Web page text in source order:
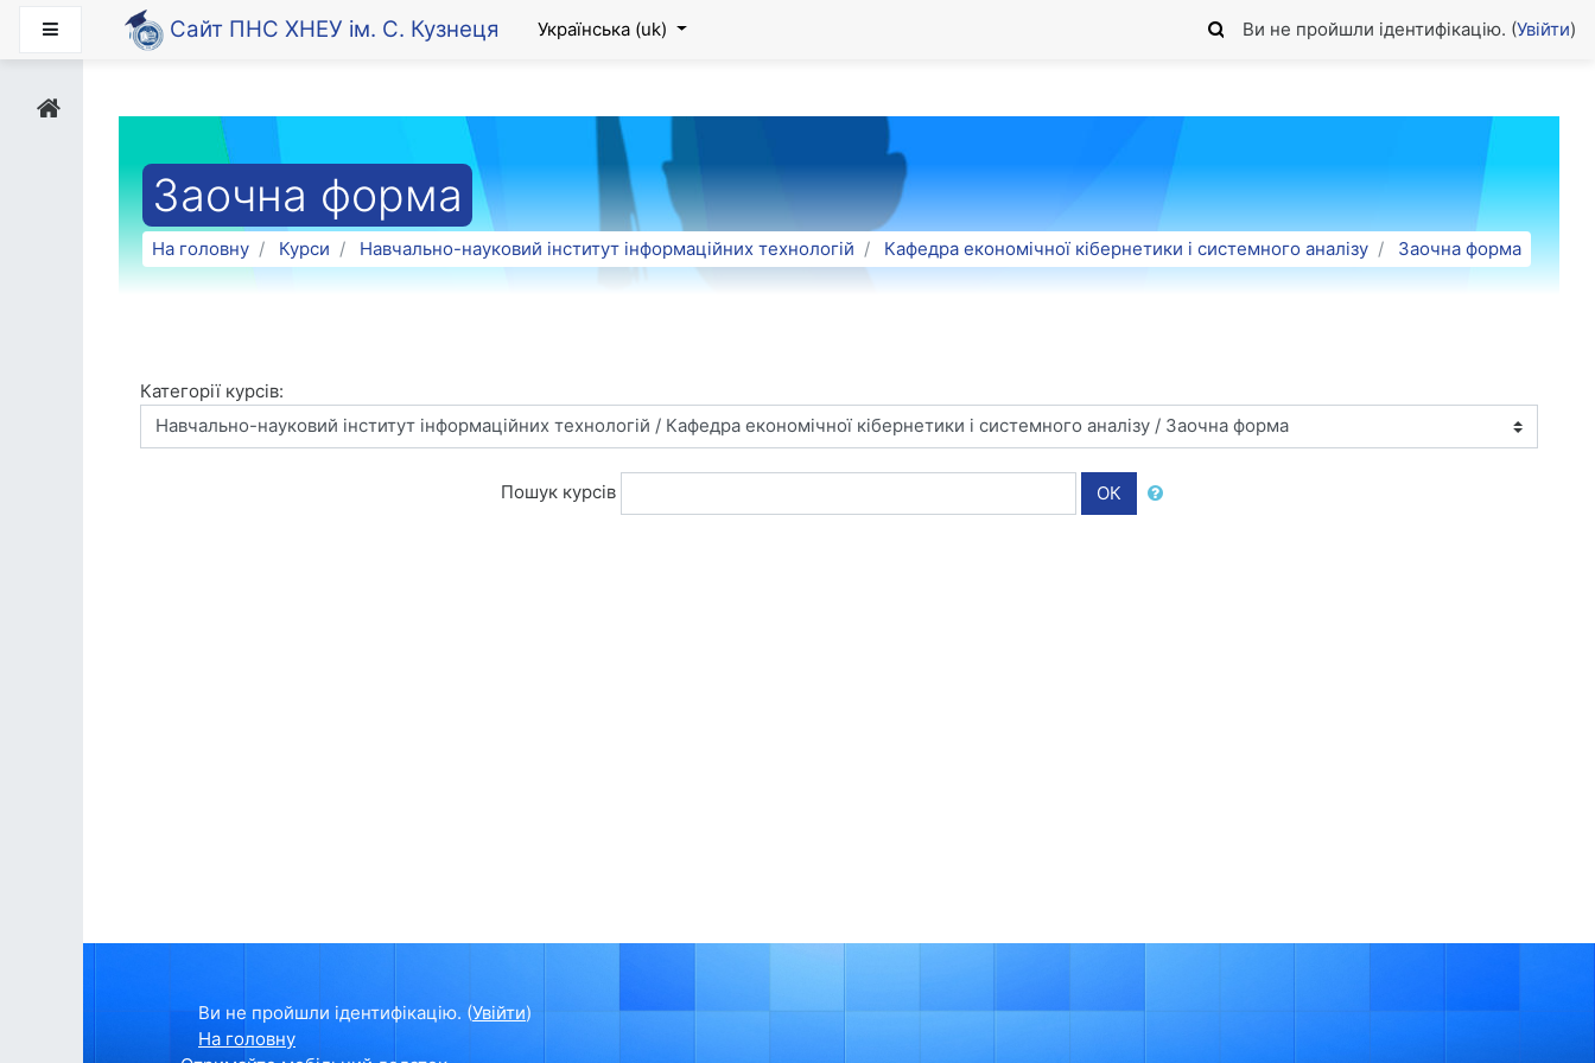
Перейти до головного вмісту
Бокова панельСайт ПНС ХНЕУ ім. С. Кузнеця Українська ‎(uk)‎ Ви не пройшли ідентифікацію. (Увійти)
Заочна форма
На головну Курси Навчально-науковий інститут інформаційних технологій Кафедра економічної кібернетики і системного аналізу Заочна форма
Категорії курсів:
Пошук курсів ОК
Ви не пройшли ідентифікацію. (Увійти)
На головну